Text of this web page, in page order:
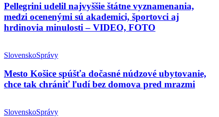
Pellegrini udelil najvyššie štátne vyznamenania,
medzi ocenenými sú akademici, športovci aj
hrdinovia minulosti – VIDEO, FOTO
SlovenskoSprávy
Mesto Košice spúšťa dočasné núdzové ubytovanie,
chce tak chrániť ľudí bez domova pred mrazmi
SlovenskoSprávy